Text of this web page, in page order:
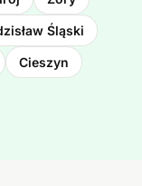
Śląski
Cieszyn